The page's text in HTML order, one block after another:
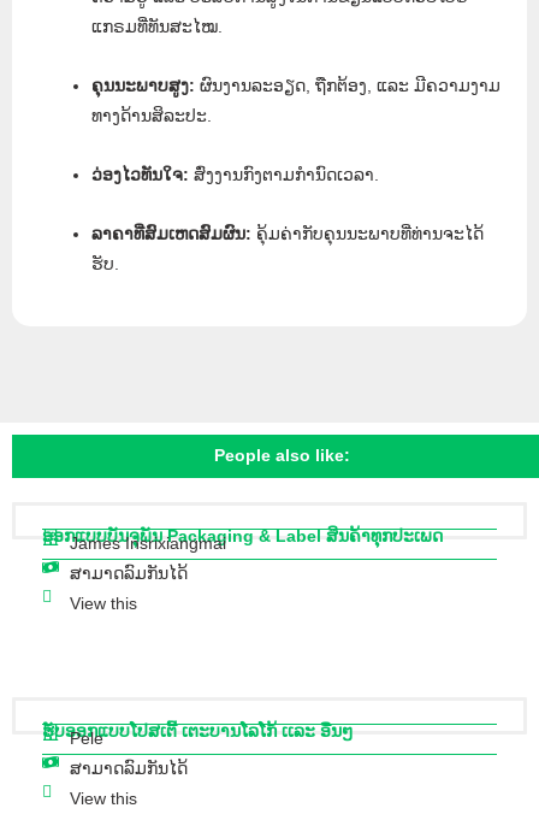
ແກຣມທີ່ທັນສະໄໝ.
ຄຸນນະພາບສູງ: ຜົນງານລະອຽດ, ຖືກຕ້ອງ, ແລະ ມີຄວາມງາມ
ທາງດ້ານສິລະປະ.
ວ່ອງໄວທັນໃຈ: ສົ່ງງານກົງຕາມກຳນົດເວລາ.
ລາຄາທີ່ສົມເຫດສົມຜົນ: ຄຸ້ມຄ່າກັບຄຸນນະພາບທີ່ທ່ານຈະໄດ້
ຮັບ.
People also like:
ອອກແບບບັນຈຸພັນ Packaging & Label ສິນຄ້າທຸກປະເພດ
James Insrixiangmai
ສາມາດລົມກັນໄດ້
View this
ຮັບອອກແບບໂປສເຕີ້ ເຕະບານໂລໂກ້ ເເລະ ອື່ນໆ
Pele
ສາມາດລົມກັນໄດ້
View this